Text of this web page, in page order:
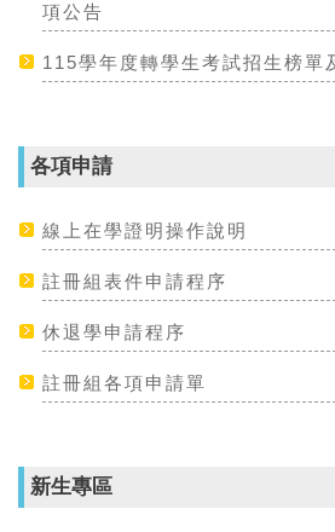
項公告
115學年度轉學生考試招生榜單
各項申請
線上在學證明操作說明
註冊組表件申請程序
休退學申請程序
註冊組各項申請單
新生專區